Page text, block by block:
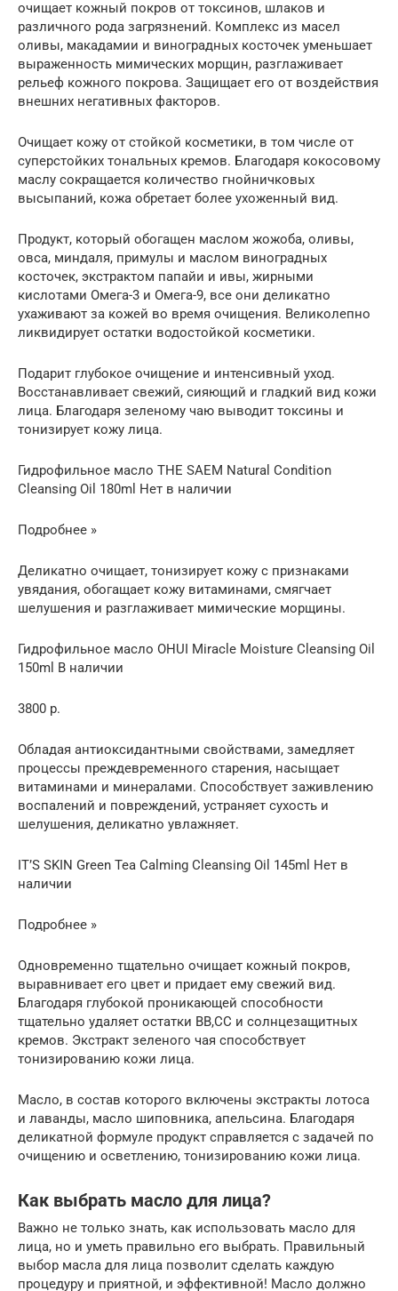
очищает кожный покров от токсинов, шлаков и
различного рода загрязнений. Комплекс из масел
оливы, макадамии и виноградных косточек уменьшает
выраженность мимических морщин, разглаживает
рельеф кожного покрова. Защищает его от воздействия
внешних негативных факторов.
Очищает кожу от стойкой косметики, в том числе от
суперстойких тональных кремов. Благодаря кокосовому
маслу сокращается количество гнойничковых
высыпаний, кожа обретает более ухоженный вид.
Продукт, который обогащен маслом жожоба, оливы,
овса, миндаля, примулы и маслом виноградных
косточек, экстрактом папайи и ивы, жирными
кислотами Омега-3 и Омега-9, все они деликатно
ухаживают за кожей во время очищения. Великолепно
ликвидирует остатки водостойкой косметики.
Подарит глубокое очищение и интенсивный уход.
Восстанавливает свежий, сияющий и гладкий вид кожи
лица. Благодаря зеленому чаю выводит токсины и
тонизирует кожу лица.
Гидрофильное масло THE SAEM Natural Condition
Cleansing Oil 180ml Нет в наличии
Подробнее »
Деликатно очищает, тонизирует кожу с признаками
увядания, обогащает кожу витаминами, смягчает
шелушения и разглаживает мимические морщины.
Гидрофильное масло OHUI Miracle Moisture Cleansing Oil
150ml В наличии
3800 р.
Обладая антиоксидантными свойствами, замедляет
процессы преждевременного старения, насыщает
витаминами и минералами. Способствует заживлению
воспалений и повреждений, устраняет сухость и
шелушения, деликатно увлажняет.
IT’S SKIN Green Tea Calming Cleansing Oil 145ml Нет в
наличии
Подробнее »
Одновременно тщательно очищает кожный покров,
выравнивает его цвет и придает ему свежий вид.
Благодаря глубокой проникающей способности
тщательно удаляет остатки ВВ,СС и солнцезащитных
кремов. Экстракт зеленого чая способствует
тонизированию кожи лица.
Масло, в состав которого включены экстракты лотоса
и лаванды, масло шиповника, апельсина. Благодаря
деликатной формуле продукт справляется с задачей по
очищению и осветлению, тонизированию кожи лица.
Как выбрать масло для лица?
Важно не только знать, как использовать масло для
лица, но и уметь правильно его выбрать. Правильный
выбор масла для лица позволит сделать каждую
процедуру и приятной, и эффективной! Масло должно